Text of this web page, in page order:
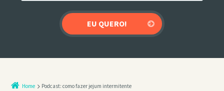
Home Podcast: como fazer jejum intermitente